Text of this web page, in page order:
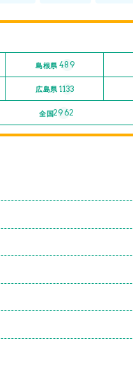
島根県 489
広島県 1133
全国2962